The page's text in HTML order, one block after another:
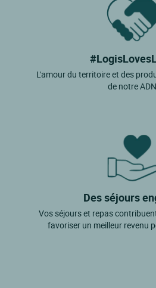
L'amour du territoire et des
de notre ADN.
Des séjours
Vos séjours et repas
favoriser un meilleur revenu